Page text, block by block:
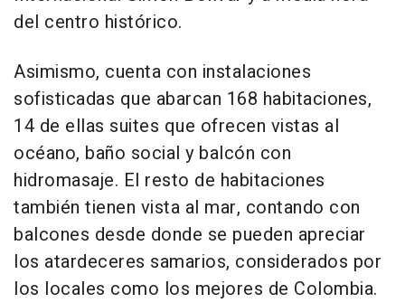
del centro histórico.
Asimismo, cuenta con instalaciones
sofisticadas que abarcan 168 habitaciones,
14 de ellas suites que ofrecen vistas al
océano, baño social y balcón con
hidromasaje. El resto de habitaciones
también tienen vista al mar, contando con
balcones desde donde se pueden apreciar
los atardeceres samarios, considerados por
los locales como los mejores de Colombia.